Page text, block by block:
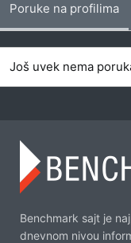
Poruke na profilima
Još uvek nema
Benchmark sajt je
dnevnom nivou